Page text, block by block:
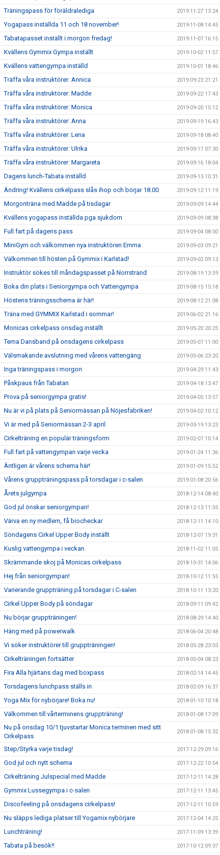
Träningspass för föräldralediga 2019-11-27 13:24
Yogapass inställda 11 och 18 november! 2019-11-08 14:45
Tabatapasset inställt i morgon fredag! 2019-11-07 16:15
Kvällens Gymmix Gympa inställt 2019-10-02 11:57
Kvällens vattengympa inställd 2019-10-01 18:46
Träffa våra instruktörer: Annica 2019-09-23 21:21
Träffa våra instruktörer: Madde 2019-09-22 17:43
Träffa våra instruktörer: Monica 2019-09-20 15:12
Träffa våra instruktörer: Anna 2019-09-19 16:43
Träffa våra instruktörer: Lena 2019-09-18 08:40
Träffa våra instruktörer: Ulrika 2019-09-17 07:30
Träffa våra instruktörer: Margareta 2019-09-16 18:04
Dagens lunch-Tabata inställd 2019-09-13 10:31
Ändring! Kvällens cirkelpass slås ihop och börjar 18.00 2019-09-12 11:19
Morgonträna med Madde på tisdagar 2019-09-09 14:44
Kvällens yogapass inställda pga sjukdom 2019-09-09 08:38
Full fart på dagens pass 2019-09-04 08:00
MiniGym och välkommen nya instruktören Emma 2019-09-03 09:21
Välkommen till hösten på Gymmix i Karlstad! 2019-09-02 09:13
Instruktör sökes till måndagspasset på Norrstrand 2019-08-19 13:59
Boka din plats i Seniorgympa och Vattengympa 2019-08-15 15:18
Höstens träningsschema är här! 2019-08-12 21:08
Träna med GYMMIX Karlstad i sommar! 2019-06-02 21:16
Monicas cirkelpass onsdag inställt 2019-05-20 20:25
Tema Dansband på onsdagens cirkelpass 2019-05-07 11:00
Välsmakande avslutning med vårens vattengäng 2019-05-06 23:20
Inga träningspass i morgon 2019-04-29 11:43
Påskpaus från Tabatan 2019-04-18 13:47
Prova på seniorgympa gratis! 2019-04-05 13:57
Nu är vi på plats på Seniormässan på Nöjesfabriken! 2019-04-02 10:12
Vi är med på Seniormässan 2-3 april 2019-03-19 13:23
Cirkelträning en populär träningsform 2019-02-07 10:14
Full fart på vattengympan varje vecka 2019-01-24 11:36
Äntligen är vårens schema här! 2019-01-09 15:52
Vårens gruppträningspass på torsdagar i c-salen 2019-01-08 20:56
Årets julgympa 2018-12-14 08:40
God jul önskar seniorgympan! 2018-12-13 11:55
Värva en ny medlem, få biocheckar 2018-12-11 14:10
Söndagens Cirkel Upper Body inställt 2018-12-07 19:31
Kuslig vattengympa i veckan 2018-11-02 11:05
Skrämmande skoj på Monicas cirkelpass 2018-10-31 14:06
Hej från seniorgympan! 2018-10-12 11:55
Varierande gruppträning på torsdagar i C-salen 2018-10-11 13:20
Cirkel Upper Body på söndagar 2018-09-11 09:42
Nu börjar gruppträningen! 2018-08-29 14:40
Häng med på powerwalk 2018-06-04 20:48
Vi söker instruktörer till gruppträningen! 2018-05-28 23:03
Cirkelträningen fortsätter 2018-05-04 08:23
Fira Alla hjärtans dag med boxpass 2018-02-14 14:45
Torsdagens lunchpass ställs in 2018-02-09 16:37
Yoga Mix för nybörjare! Boka nu! 2018-01-10 10:18
Välkommen till vårterminens gruppträning! 2018-01-08 17:09
Nu på onsdag 10/1 tjuvstartar Monica terminen med sitt
Cirkelpass
2018-01-08 15:32
Step/Styrka varje tisdag! 2017-12-29 09:16
God jul och nytt schema 2017-12-22 10:54
Cirkelträning Julspecial med Madde 2017-12-11 14:28
Gymmix Lussegympa i c-salen 2017-12-11 13:45
Discofeeling på onsdagens cirkelpass! 2017-12-11 10:59
Nu släpps lediga platser till Yogamix nybörjare 2017-12-04 14:25
Lunchträning! 2017-11-09 13:39
Tabata på besök!! 2017-10-12 09:37